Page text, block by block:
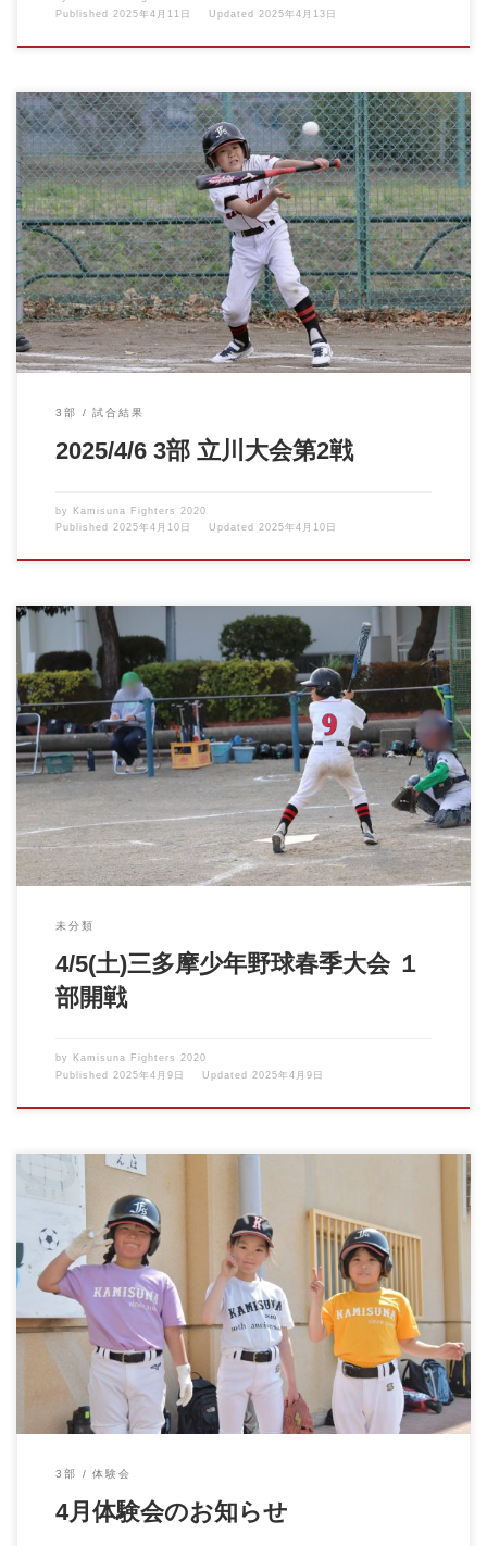
Published
2025年4月11日 Updated 2025年4月13日
立川大会第2戦が行われました。 ひとつひとつのプレーを大切
に、 一生懸命取り組む […]
3部 試合結果
2025/4/6 3部 立川大会第2戦
by Kamisuna Fighters 2020
Published 2025年4月10日 Updated 2025年4月10日
週末の天候不順が続き、まだ一戦も出来ていなかった 三多摩少年
野球春季大会の１部リ […]
未分類
4/5(土)三多摩少年野球春季大会 １
部開戦
by Kamisuna Fighters 2020
Published
2025年4月9日 Updated 2025年4月9日
4月の体験会のお知らせです。 事前の申し込みは不要です。 興味
のある方は、直接お […]
3部 体験会
4月体験会のお知らせ